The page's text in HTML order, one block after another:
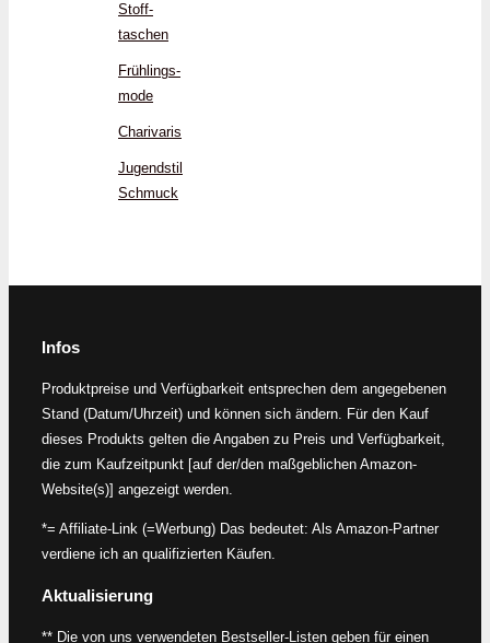
Stoff­
taschen
Frühlings­
mode
Charivaris
Jugendstil
Schmuck
Infos
Produktpreise und Verfügbarkeit entsprechen dem angegebenen
Stand (Datum/Uhrzeit) und können sich ändern. Für den Kauf
dieses Produkts gelten die Angaben zu Preis und Verfügbarkeit,
die zum Kaufzeitpunkt [auf der/den maßgeblichen Amazon-
Website(s)] angezeigt werden.
*= Affiliate-Link (=Werbung) Das bedeutet: Als Amazon-Partner
verdiene ich an qualifizierten Käufen.
Aktualisierung
** Die von uns verwendeten Bestseller-Listen geben für einen